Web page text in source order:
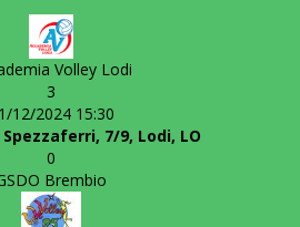
Volley Lodi
3
12/2024 15:30
7/9, Lodi, LO
0
Brembio